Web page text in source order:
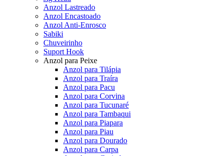
Anzol Lastreado
Anzol Encastoado
Anzol Anti-Enrosco
Sabiki
Chuveirinho
Suport Hook
Anzol para Peixe
Anzol para Tilápia
Anzol para Traíra
Anzol para Pacu
Anzol para Corvina
Anzol para Tucunaré
Anzol para Tambaqui
Anzol para Piapara
Anzol para Piau
Anzol para Dourado
Anzol para Carpa